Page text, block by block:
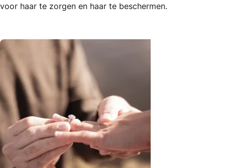
voor haar te zorgen en haar te beschermen.